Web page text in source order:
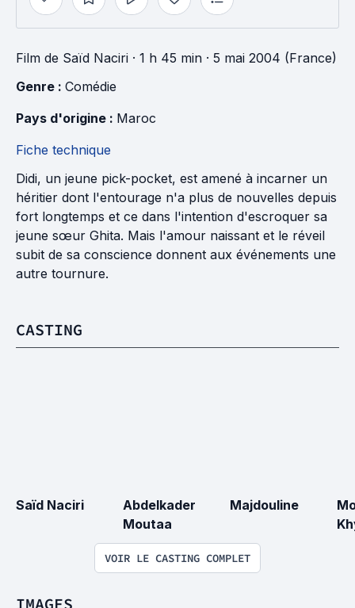
Film de Saïd Naciri · 1 h 45 min · 5 mai 2004 (France)
Genre : Comédie
Pays d'origine : Maroc
Fiche technique
Didi, un jeune pick-pocket, est amené à incarner un
héritier dont l'entourage n'a plus de nouvelles depuis
fort longtemps et ce dans l'intention d'escroquer sa
jeune sœur Ghita. Mais l'amour naissant et le réveil
subit de sa conscience donnent aux événements une
autre tournure.
CASTING
Saïd Naciri
Abdelkader
Moutaa
Majdouline
VOIR LE CASTING COMPLET
IMAGES